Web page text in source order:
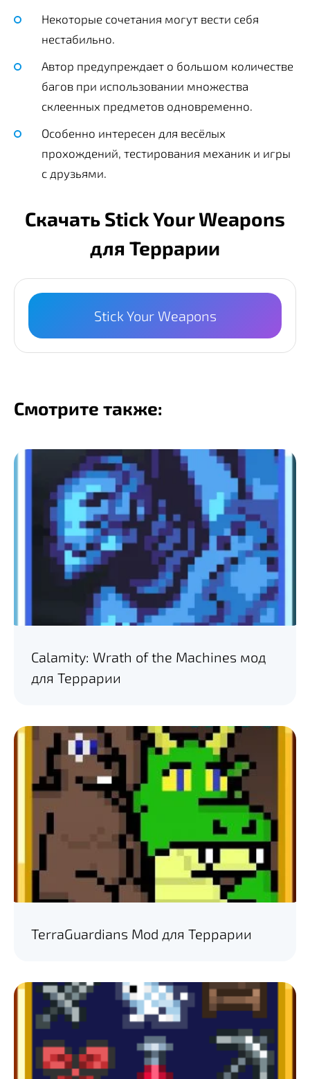
Некоторые сочетания могут вести себя
нестабильно.
Автор предупреждает о большом количестве
багов при использовании множества
склеенных предметов одновременно.
Особенно интересен для весёлых
прохождений, тестирования механик и игры
с друзьями.
Скачать Stick Your Weapons
для Террарии
Stick Your Weapons
Смотрите также:
Calamity: Wrath of the Machines мод
для Террарии
TerraGuardians Mod для Террарии